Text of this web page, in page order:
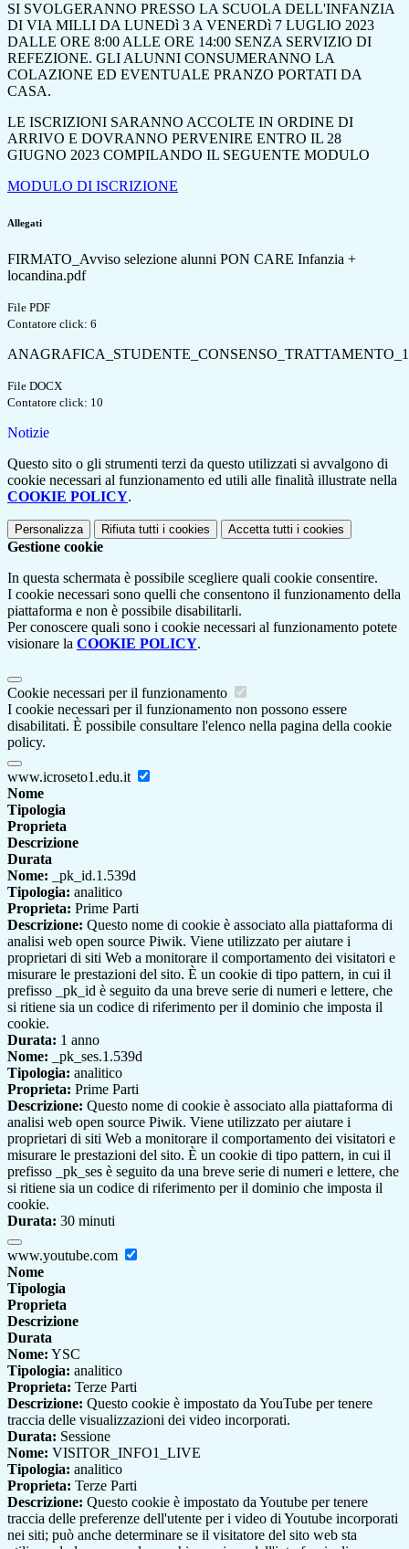
SI SVOLGERANNO PRESSO LA SCUOLA DELL'INFANZIA
DI VIA MILLI DA LUNEDì 3 A VENERDì 7 LUGLIO 2023
DALLE ORE 8:00 ALLE ORE 14:00 SENZA SERVIZIO DI
REFEZIONE. GLI ALUNNI CONSUMERANNO LA
COLAZIONE ED EVENTUALE PRANZO PORTATI DA
CASA.
LE ISCRIZIONI SARANNO ACCOLTE IN ORDINE DI
ARRIVO E DOVRANNO PERVENIRE ENTRO IL 28
GIUGNO 2023 COMPILANDO IL SEGUENTE MODULO
MODULO DI ISCRIZIONE
Allegati
FIRMATO_Avviso selezione alunni PON CARE Infanzia +
locandina.pdf
File PDF
Contatore click: 6
File DOCX
Contatore click: 10
Notizie
Questo sito o gli strumenti terzi da questo utilizzati si avvalgono di
cookie necessari al funzionamento ed utili alle finalità illustrate nella
COOKIE POLICY.
Personalizza Rifiuta tutti i cookies Accetta tutti i cookies
Gestione cookie
In questa schermata è possibile scegliere quali cookie consentire.
I cookie necessari sono quelli che consentono il funzionamento della
piattaforma e non è possibile disabilitarli.
Per conoscere quali sono i cookie necessari al funzionamento potete
visionare la COOKIE POLICY.
Cookie necessari per il funzionamento
I cookie necessari per il funzionamento non possono essere
disabilitati. È possibile consultare l'elenco nella pagina della cookie
policy.
www.icroseto1.edu.it
Nome
Tipologia
Proprieta
Descrizione
Durata
Nome: _pk_id.1.539d
Tipologia: analitico
Proprieta: Prime Parti
Descrizione: Questo nome di cookie è associato alla piattaforma di
analisi web open source Piwik. Viene utilizzato per aiutare i
proprietari di siti Web a monitorare il comportamento dei visitatori e
misurare le prestazioni del sito. È un cookie di tipo pattern, in cui il
prefisso _pk_id è seguito da una breve serie di numeri e lettere, che
si ritiene sia un codice di riferimento per il dominio che imposta il
cookie.
Durata: 1 anno
Nome: _pk_ses.1.539d
Tipologia: analitico
Proprieta: Prime Parti
Descrizione: Questo nome di cookie è associato alla piattaforma di
analisi web open source Piwik. Viene utilizzato per aiutare i
proprietari di siti Web a monitorare il comportamento dei visitatori e
misurare le prestazioni del sito. È un cookie di tipo pattern, in cui il
prefisso _pk_ses è seguito da una breve serie di numeri e lettere, che
si ritiene sia un codice di riferimento per il dominio che imposta il
cookie.
Durata: 30 minuti
www.youtube.com
Nome
Tipologia
Proprieta
Descrizione
Durata
Nome: YSC
Tipologia: analitico
Proprieta: Terze Parti
Descrizione: Questo cookie è impostato da YouTube per tenere
traccia delle visualizzazioni dei video incorporati.
Durata: Sessione
Nome: VISITOR_INFO1_LIVE
Tipologia: analitico
Proprieta: Terze Parti
Descrizione: Questo cookie è impostato da Youtube per tenere
traccia delle preferenze dell'utente per i video di Youtube incorporati
nei siti; può anche determinare se il visitatore del sito web sta